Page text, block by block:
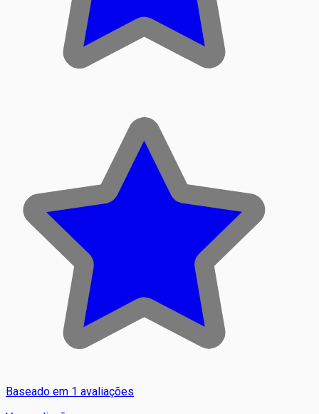
Baseado em 1 avaliações